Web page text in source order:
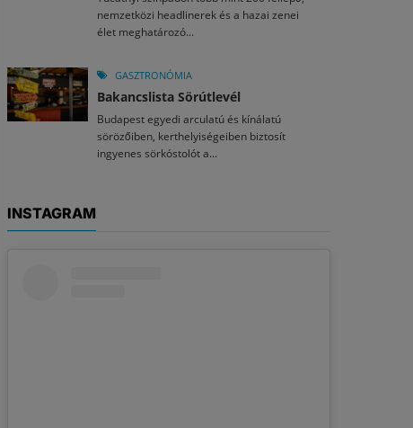
nemzetközi headlinerek és a hazai zenei
élet meghatározó...
GASZTRONÓMIA
Bakancslista Sörútlevél
Budapest egyedi arculatú és kínálatú
sörözőiben, kerthelyiségeiben biztosít
ingyenes sörkóstolót a...
INSTAGRAM